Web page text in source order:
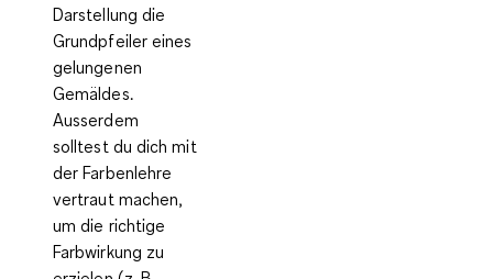
Darstellung die
Grundpfeiler eines
gelungenen
Gemäldes.
Ausserdem
solltest du dich mit
derFarbenlehre
vertraut machen,
um die richtige
Farbwirkung zu